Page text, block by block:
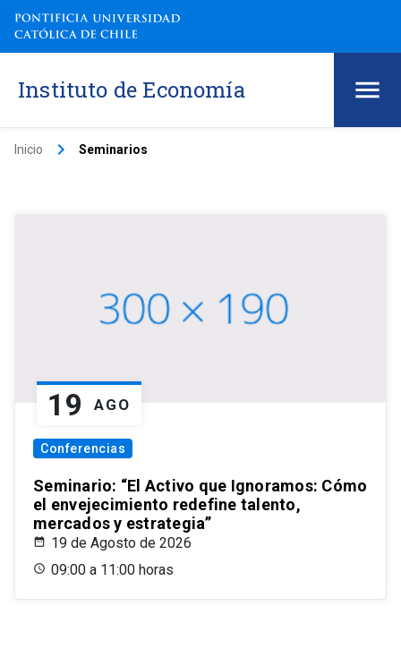
Instituto de Economía
Inicio keyboard_arrow_right Seminarios
19 AGO
Conferencias
Seminario: “El Activo que Ignoramos: Cómo
el envejecimiento redefine talento,
mercados y estrategia”
19 de Agosto de 2026
09:00 a 11:00 horas